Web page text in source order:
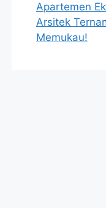
Apartemen
Arsitek
Memukau!